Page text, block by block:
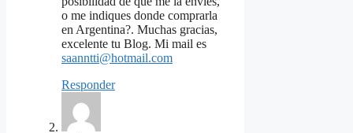
o me indiques donde comprarla
en Argentina?. Muchas gracias,
excelente tu Blog. Mi mail es
saanntti@hotmail.com
Responder